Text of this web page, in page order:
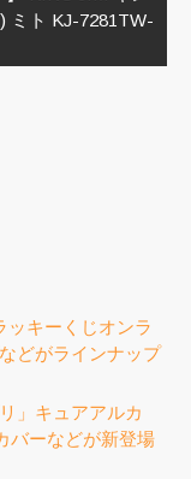
ミト KJ-7281TW-
ッキーくじオンラ
どがラインナップ
」キュアアルカ
バーなどが新登場